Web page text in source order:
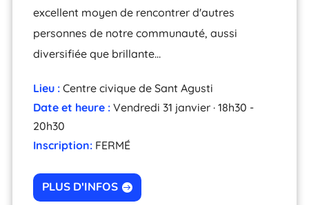
excellent moyen de rencontrer d'autres
personnes de notre communauté, aussi
diversifiée que brillante…
Lieu : Centre civique de Sant Agusti
Date et heure : Vendredi 31 janvier · 18h30 -
20h30
Inscription: FERMÉ
PLUS D'INFOS